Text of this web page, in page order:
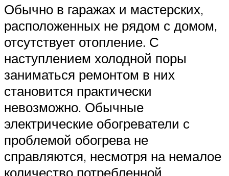
Обычно в гаражах и мастерских,
расположенных не рядом с домом,
отсутствует отопление. С
наступлением холодной поры
заниматься ремонтом в них
становится практически
невозможно. Обычные
электрические обогреватели с
проблемой обогрева не
справляются, несмотря на немалое
количество потребленной